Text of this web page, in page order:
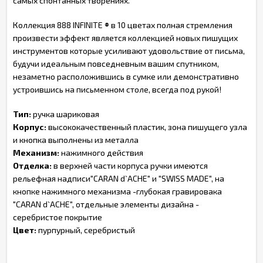
Коллекция 888 INFINITE ® в 10 цветах полная стремления
произвести эффект является коллекцией новых пишущих
инструментов которые усиливают удовольствие от письма,
будучи идеальным повседневным вашим спутником,
незаметно расположившись в сумке или демонстративно
устроившись на письменном столе, всегда под рукой!
Тип:ручка шариковая
Корпус:высококачественный пластик, зона пишущего узла
и кнопка выполнены из металла
Механизм:нажимного действия
Отделка:в верхней части корпуса ручки имеются
рельефная надписи"CARAN d`ACHE" и "SWISS MADE", на
кнопке нажимного механизма -глубокая гравировака
"CARAN d`ACHE", отдельные элементы дизайна -
серебристое покрытие
Цвет:пурпурный, серебристый